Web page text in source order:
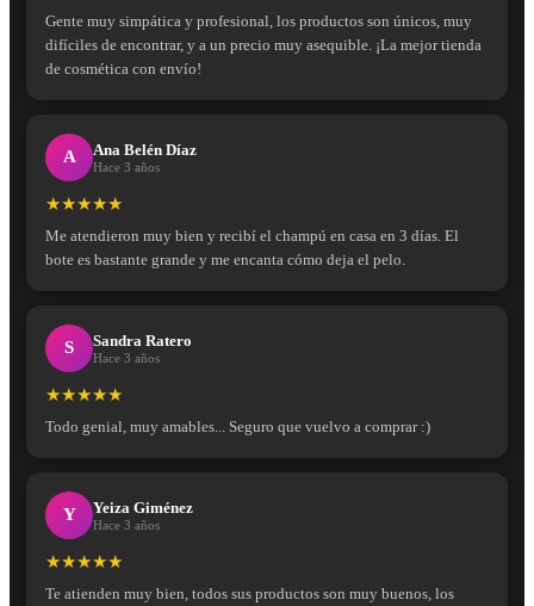
Gente muy simpática y profesional, los productos son únicos, muy
difíciles de encontrar, y a un precio muy asequible. ¡La mejor tienda
de cosmética con envío!
A Ana Belén Díaz
Hace 3 años
★★★★★
Me atendieron muy bien y recibí el champú en casa en 3 días. El
bote es bastante grande y me encanta cómo deja el pelo.
S Sandra Ratero
Hace 3 años
★★★★★
Todo genial, muy amables... Seguro que vuelvo a comprar :)
Y Yeiza Giménez
Hace 3 años
★★★★★
Te atienden muy bien, todos sus productos son muy buenos, los